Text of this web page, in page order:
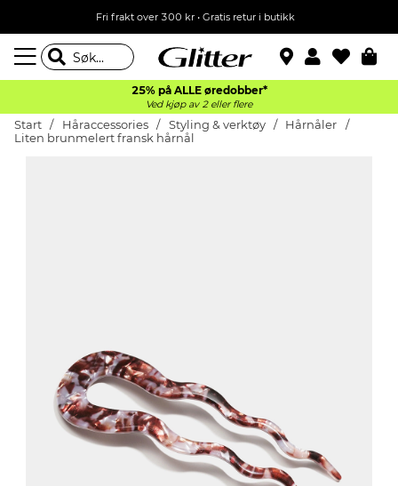
Fri frakt over 300 kr • Gratis retur i butikk
25% på ALLE øredobber*
Ved kjøp av 2 eller flere
Start Håraccessories Styling & verktøy
Hårnåler
Liten brunmelert fransk hårnål